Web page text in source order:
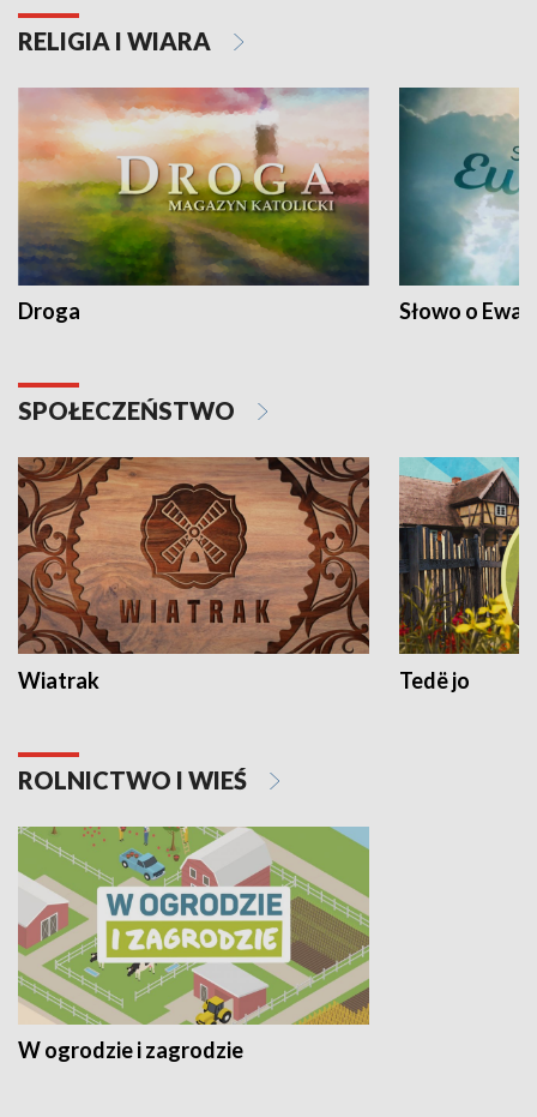
RELIGIA I WIARA
Droga Słowo o
SPOŁECZEŃSTWO
Wiatrak Tedë jo
ROLNICTWO I WIEŚ
W ogrodzie i zagrodzie